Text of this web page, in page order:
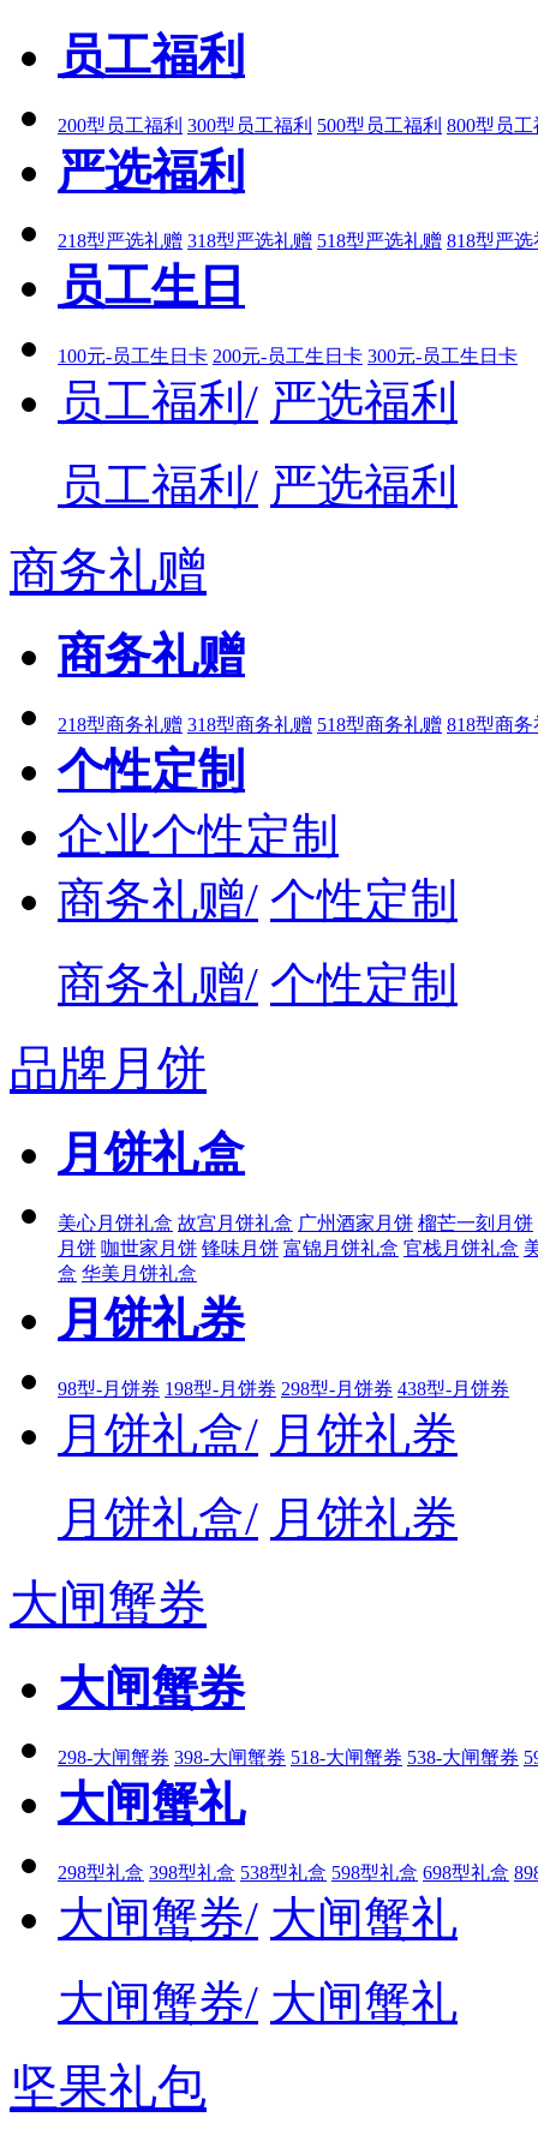
员工福利
200型员工福利 300型员工福利 500型员工福利 800型员工
严选福利
218型严选礼赠 318型严选礼赠 518型严选礼赠 818型严选
员工生日
100元-员工生日卡 200元-员工生日卡 300元-员工生日卡
员工福利/ 严选福利
员工福利/ 严选福利
商务礼赠
商务礼赠
218型商务礼赠 318型商务礼赠 518型商务礼赠 818型商务
个性定制
企业个性定制
商务礼赠/ 个性定制
商务礼赠/ 个性定制
品牌月饼
月饼礼盒
美心月饼礼盒 故宫月饼礼盒 广州酒家月饼 榴芒一刻月饼
月饼 咖世家月饼 锋味月饼 富锦月饼礼盒 官栈月饼礼盒
盒 华美月饼礼盒
月饼礼券
98型-月饼券 198型-月饼券 298型-月饼券 438型-月饼券
月饼礼盒/ 月饼礼券
月饼礼盒/ 月饼礼券
大闸蟹券
大闸蟹券
298-大闸蟹券 398-大闸蟹券 518-大闸蟹券 538-大闸蟹券
大闸蟹礼
298型礼盒 398型礼盒 538型礼盒 598型礼盒 698型礼盒
大闸蟹券/ 大闸蟹礼
大闸蟹券/ 大闸蟹礼
坚果礼包